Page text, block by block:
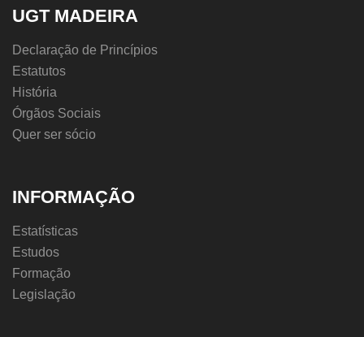
UGT MADEIRA
Declaração de Princípios
Estatutos
História
Órgãos Sociais
Quer ser sócio
INFORMAÇÃO
Estatísticas
Estudos
Formação
Legislação